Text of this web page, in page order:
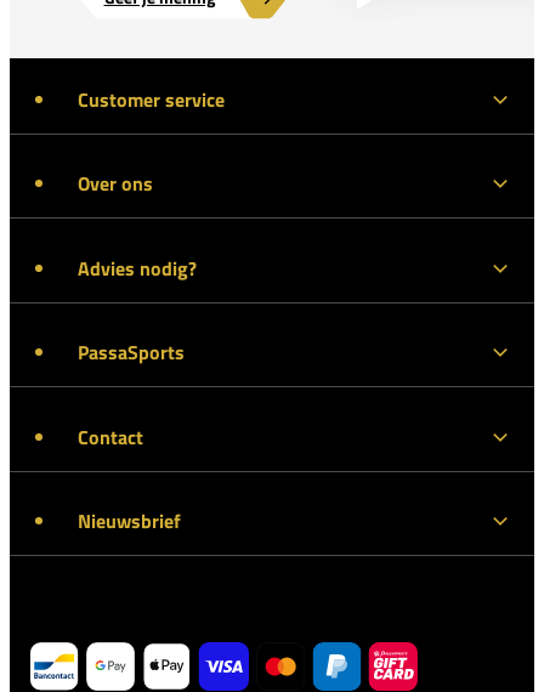
Customer service
Over ons
Advies nodig?
PassaSports
Contact
Nieuwsbrief